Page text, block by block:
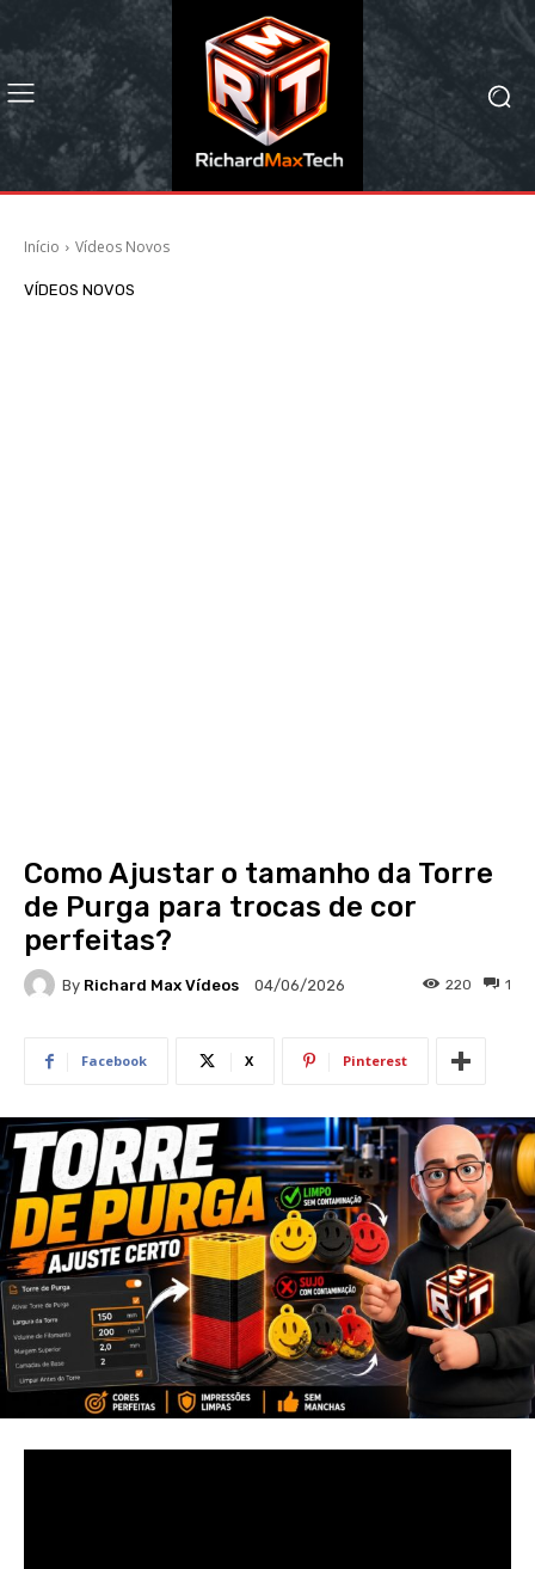
Início Vídeos Novos
VÍDEOS NOVOS
Como Ajustar o tamanho da Torre
de Purga para trocas de cor
perfeitas?
By Richard Max Vídeos 04/06/2026 1
220
Facebook X Pinterest